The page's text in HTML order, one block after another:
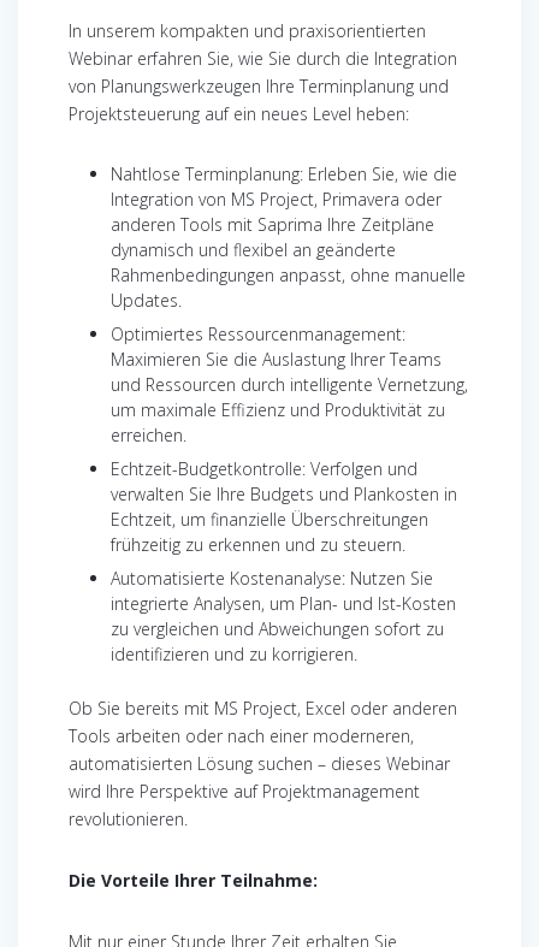
In unserem kompakten und praxisorientierten
Webinar erfahren Sie, wie Sie durch die Integration
von Planungswerkzeugen Ihre Terminplanung und
Projektsteuerung auf ein neues Level heben:
Nahtlose Terminplanung: Erleben Sie, wie die
Integration von MS Project, Primavera oder
anderen Tools mit Saprima Ihre Zeitpläne
dynamisch und flexibel an geänderte
Rahmenbedingungen anpasst, ohne manuelle
Updates.
Optimiertes Ressourcenmanagement:
Maximieren Sie die Auslastung Ihrer Teams
und Ressourcen durch intelligente Vernetzung,
um maximale Effizienz und Produktivität zu
erreichen.
Echtzeit-Budgetkontrolle: Verfolgen und
verwalten Sie Ihre Budgets und Plankosten in
Echtzeit, um finanzielle Überschreitungen
frühzeitig zu erkennen und zu steuern.
Automatisierte Kostenanalyse: Nutzen Sie
integrierte Analysen, um Plan- und Ist-Kosten
zu vergleichen und Abweichungen sofort zu
identifizieren und zu korrigieren.
Ob Sie bereits mit MS Project, Excel oder anderen
Tools arbeiten oder nach einer moderneren,
automatisierten Lösung suchen – dieses Webinar
wird Ihre Perspektive auf Projektmanagement
revolutionieren.
Die Vorteile Ihrer Teilnahme:
Mit nur einer Stunde Ihrer Zeit erhalten Sie